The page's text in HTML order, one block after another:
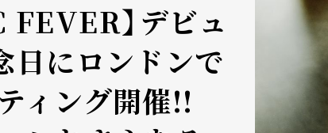
FEVER】デビュ
日にロンドンで
ィング開催!!